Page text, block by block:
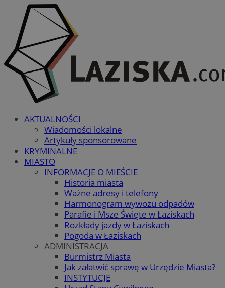
AKTUALNOŚCI
Wiadomości lokalne
Artykuły sponsorowane
KRYMINALNE
MIASTO
INFORMACJE O MIEŚCIE
Historia miasta
Ważne adresy i telefony
Harmonogram wywozu odpadów
Parafie i Msze Święte w Łaziskach
Rozkłady jazdy w Łaziskach
Pogoda w Łaziskach
ADMINISTRACJA
Burmistrz Miasta
Jak załatwić sprawę w Urzędzie Miasta?
INSTYTUCJE